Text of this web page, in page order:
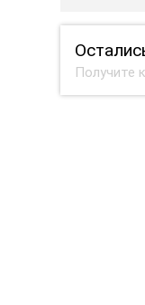
Получите